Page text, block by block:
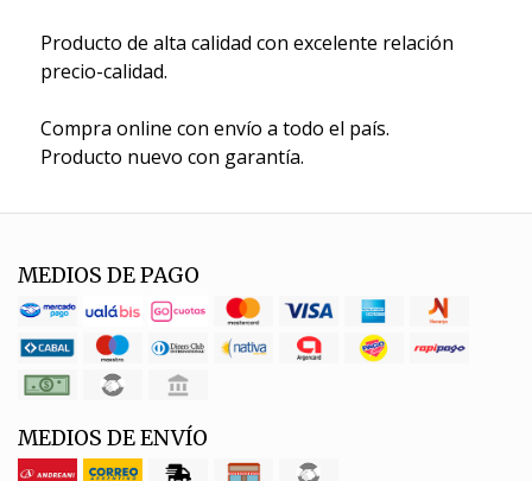
Producto de alta calidad con excelente relación
precio-calidad.
Compra online con envío a todo el país.
Producto nuevo con garantía.
MEDIOS DE PAGO
MEDIOS DE ENVÍO